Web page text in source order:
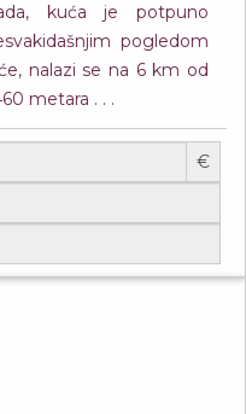
kuća je potpuno
pogledom
nalazi se na 6 km od
metara . . .
€